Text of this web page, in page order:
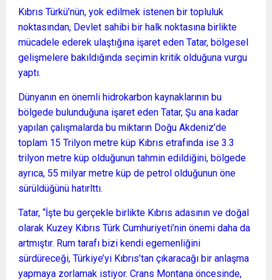
Kıbrıs Türkü’nün, yok edilmek istenen bir topluluk
noktasından, Devlet sahibi bir halk noktasına birlikte
mücadele ederek ulaştığına işaret eden Tatar, bölgesel
gelişmelere bakıldığında seçimin kritik olduğuna vurgu
yaptı.
Dünyanın en önemli hidrokarbon kaynaklarının bu
bölgede bulunduğuna işaret eden Tatar, Şu ana kadar
yapılan çalışmalarda bu miktarın Doğu Akdeniz’de
toplam 15 Trilyon metre küp Kıbrıs etrafında ise 3.3
trilyon metre küp olduğunun tahmin edildiğini, bölgede
ayrıca, 55 milyar metre küp de petrol olduğunun öne
sürüldüğünü hatırlttı.
Tatar, “İşte bu gerçekle birlikte Kıbrıs adasının ve doğal
olarak Kuzey Kıbrıs Türk Cumhuriyeti’nin önemi daha da
artmıştır. Rum tarafı bizi kendi egemenliğini
sürdüreceği, Türkiye’yi Kıbrıs’tan çıkaracağı bir anlaşma
yapmaya zorlamak istiyor. Crans Montana öncesinde,